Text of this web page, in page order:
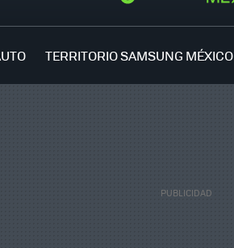
TERRITORIO SAMSUNG MÉXICO